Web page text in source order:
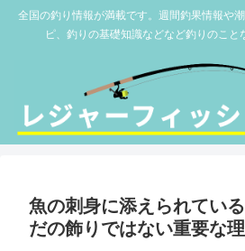
全国の釣り情報が満載です。週間釣果情報や
ピ、釣りの基礎知識などなど釣りのこと
魚の刺身に添えられてい
だの飾りではない重要な